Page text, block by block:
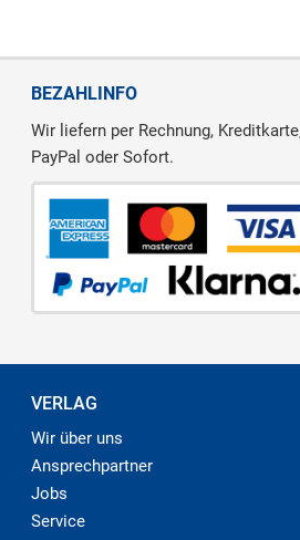
BEZAHLINFO
Wir liefern per Rechnung,
PayPal oder Sofort.
VERLAG
Wir über uns
Ansprechpartner
Jobs
Service